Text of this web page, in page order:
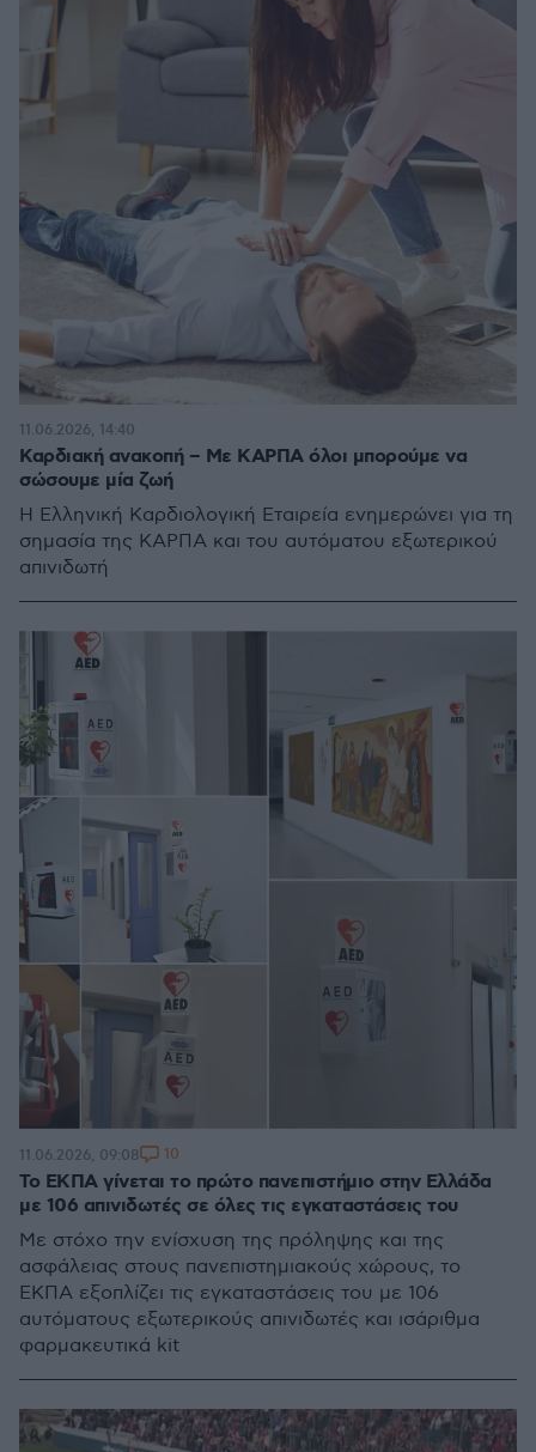
Καρδιακή ανακοπή – Με ΚΑΡΠΑ όλοι μπορούμε να
σώσουμε μία ζωή
Η Ελληνική Καρδιολογική Εταιρεία ενημερώνει για τη
σημασία της ΚΑΡΠΑ και του αυτόματου εξωτερικού
απινιδωτή
11.06.2026, 14:40
Το ΕΚΠΑ γίνεται το πρώτο πανεπιστήμιο στην Ελλάδα
με 106 απινιδωτές σε όλες τις εγκαταστάσεις του
Με στόχο την ενίσχυση της πρόληψης και της
ασφάλειας στους πανεπιστημιακούς χώρους, το
ΕΚΠΑ εξοπλίζει τις εγκαταστάσεις του με 106
αυτόματους εξωτερικούς απινιδωτές και ισάριθμα
φαρμακευτικά kit
11.06.2026, 09:08 10